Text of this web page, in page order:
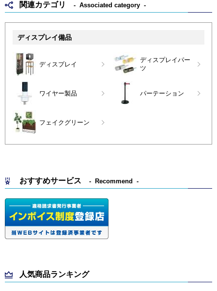
関連カテゴリ Associated category
ディスプレイ備品
ディスプレイ
ディスプレイパー
ツ
ワイヤー製品 パーテーション
フェイクグリーン
おすすめサービス Recommend
人気商品ランキング